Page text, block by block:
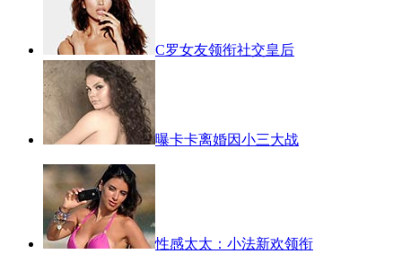
C罗女友领衔社交皇后
曝卡卡离婚因小三大战
性感太太：小法新欢领衔